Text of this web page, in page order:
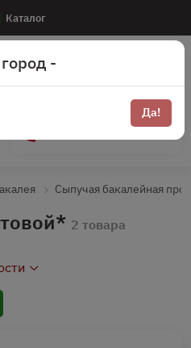
Каталог
Сыпучая бакалейная
2 товара
-
Да!